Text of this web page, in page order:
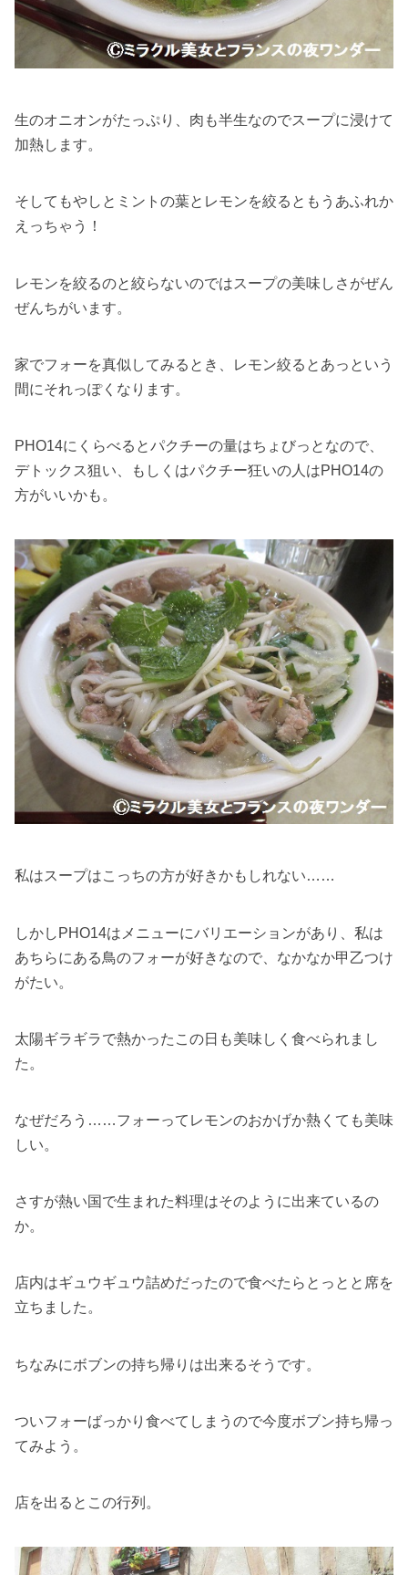
生のオニオンがたっぷり、肉も半生なのでスープに浸けて
加熱します。
そしてもやしとミントの葉とレモンを絞るともうあふれか
えっちゃう！
レモンを絞るのと絞らないのではスープの美味しさがぜん
ぜんちがいます。
家でフォーを真似してみるとき、レモン絞るとあっという
間にそれっぽくなります。
PHO14にくらべるとパクチーの量はちょびっとなので、
デトックス狙い、もしくはパクチー狂いの人はPHO14の
方がいいかも。
私はスープはこっちの方が好きかもしれない……
しかしPHO14はメニューにバリエーションがあり、私は
あちらにある鳥のフォーが好きなので、なかなか甲乙つけ
がたい。
太陽ギラギラで熱かったこの日も美味しく食べられまし
た。
なぜだろう……フォーってレモンのおかげか熱くても美味
しい。
さすが熱い国で生まれた料理はそのように出来ているの
か。
店内はギュウギュウ詰めだったので食べたらとっとと席を
立ちました。
ちなみにボブンの持ち帰りは出来るそうです。
ついフォーばっかり食べてしまうので今度ボブン持ち帰っ
てみよう。
店を出るとこの行列。